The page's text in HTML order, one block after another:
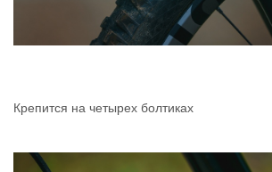
Крепится на четырех болтиках